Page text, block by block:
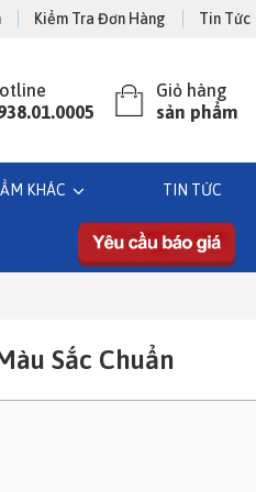
Kiểm Tra Đơn Hàng Tin Tức
Giỏ hàng
sản phẩm
KHÁC TIN TỨC
Sắc Chuẩn